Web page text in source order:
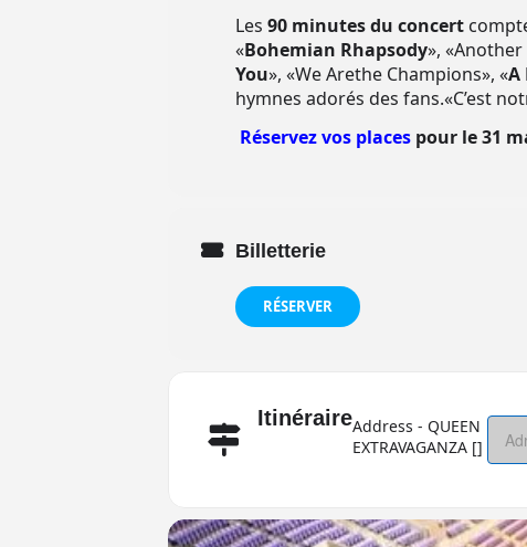
Les 90 minutes du concert
«Bohemian Rhapsody»,
You», «We Arethe Champions», «A
hymnes adorés des fans.«C’est
Réservez vos places pour le 31
Billetterie
RÉSERVER
ItinéraireAddress - QUEEN
EXTRAVAGANZA []